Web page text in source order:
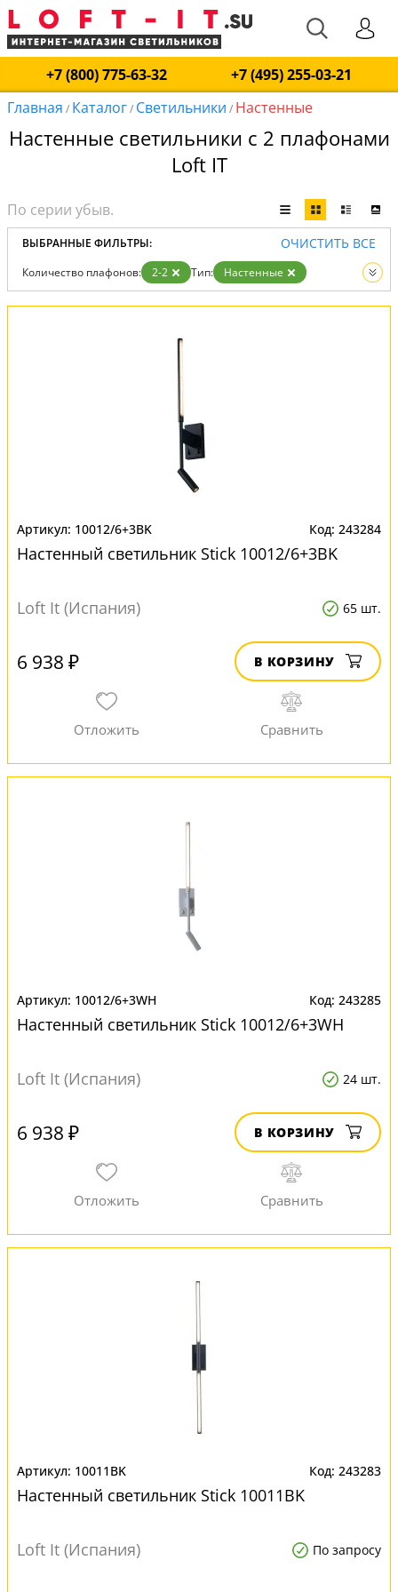
+7 (800) 775-63-32
+7 (495) 255-03-21
Главная / Каталог/ Светильники / Настенные
Настенные светильники с 2 плафонами
Loft IT
ВЫБРАННЫЕ ФИЛЬТРЫ: ОЧИСТИТЬ ВСЕ
Количество плафонов: 2-2 Тип:
Настенные
Вид:
Светильники
10012/6+3BK 243284
Настенный светильник Stick 10012/6+3BK
Loft It (Испания) 65 шт.
6 938 ₽ В КОРЗИНУ
10012/6+3WH 243285
Настенный светильник Stick 10012/6+3WH
Loft It (Испания) 24 шт.
6 938 ₽ В КОРЗИНУ
10011BK 243283
Настенный светильник Stick 10011BK
Loft It (Испания) По запросу